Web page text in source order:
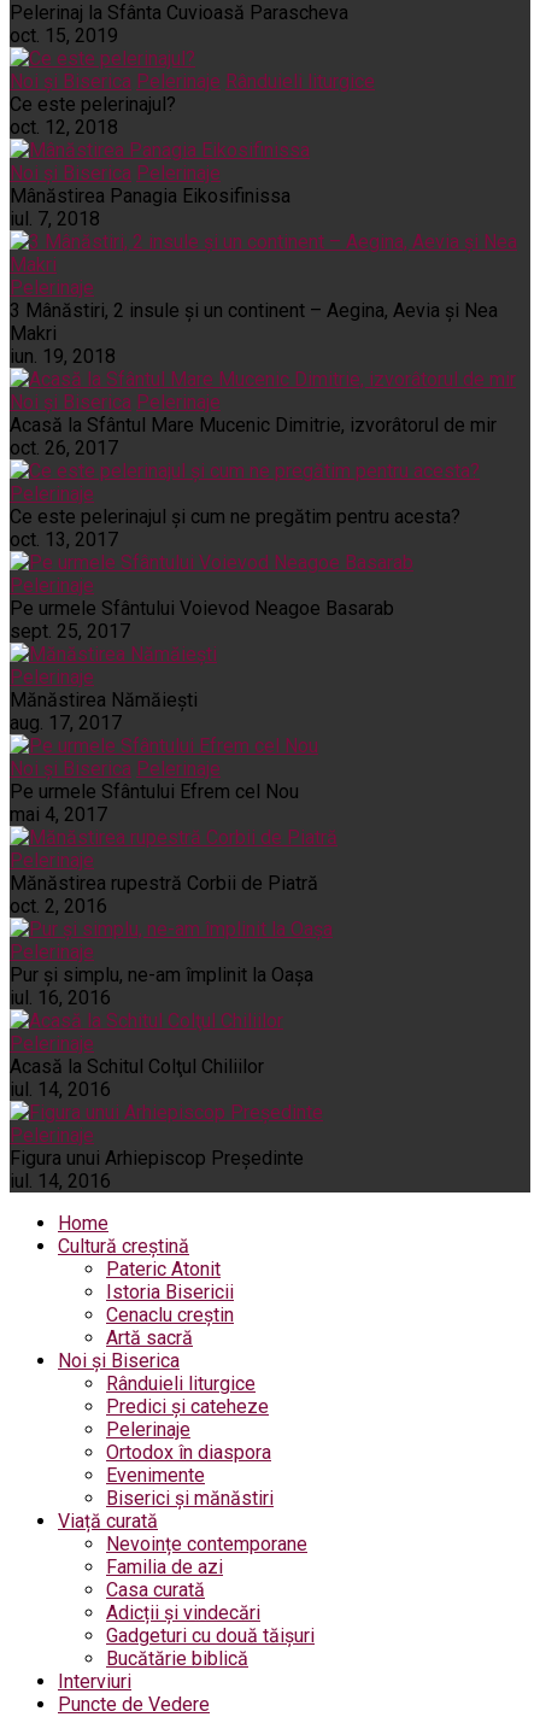
Pelerinaj la Sfânta Cuvioasă Parascheva
oct. 15, 2019
Noi și Biserica Pelerinaje Rânduieli liturgice
Ce este pelerinajul?
oct. 12, 2018
Noi și Biserica Pelerinaje
Mânăstirea Panagia Eikosifinissa
iul. 7, 2018
Pelerinaje
3 Mânăstiri, 2 insule și un continent – Aegina, Aevia și Nea
Makri
iun. 19, 2018
Noi și Biserica Pelerinaje
Acasă la Sfântul Mare Mucenic Dimitrie, izvorâtorul de mir
oct. 26, 2017
Pelerinaje
Ce este pelerinajul şi cum ne pregătim pentru acesta?
oct. 13, 2017
Pelerinaje
Pe urmele Sfântului Voievod Neagoe Basarab
sept. 25, 2017
Pelerinaje
Mănăstirea Nămăiești
aug. 17, 2017
Noi și Biserica Pelerinaje
Pe urmele Sfântului Efrem cel Nou
mai 4, 2017
Pelerinaje
Mănăstirea rupestră Corbii de Piatră
oct. 2, 2016
Pelerinaje
Pur şi simplu, ne-am împlinit la Oaşa
iul. 16, 2016
Pelerinaje
Acasă la Schitul Colţul Chiliilor
iul. 14, 2016
Pelerinaje
Figura unui Arhiepiscop Preşedinte
iul. 14, 2016
Home
Cultură creștină
Pateric Atonit
Istoria Bisericii
Cenaclu creștin
Artă sacră
Noi și Biserica
Rânduieli liturgice
Predici și cateheze
Pelerinaje
Ortodox în diaspora
Evenimente
Biserici și mănăstiri
Viață curată
Nevoințe contemporane
Familia de azi
Casa curată
Adicții și vindecări
Gadgeturi cu două tăișuri
Bucătărie biblică
Interviuri
Puncte de Vedere